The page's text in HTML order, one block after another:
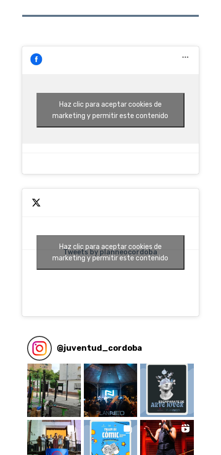
Haz clic para aceptar cookies de
marketing y permitir este contenido
Tweets by planneocordoba
Haz clic para aceptar cookies de
marketing y permitir este contenido
@juventud_cordoba